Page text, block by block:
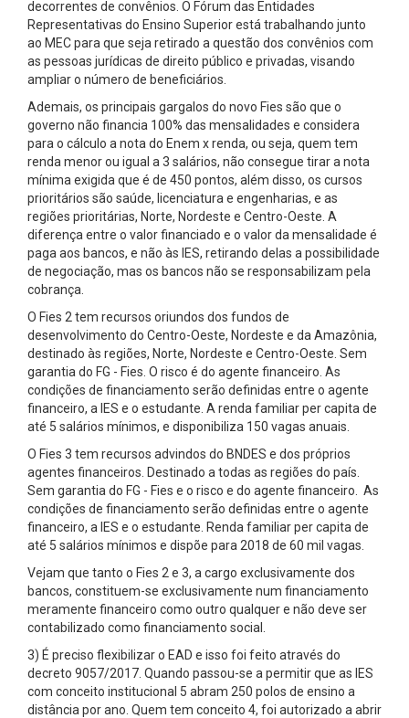
decorrentes de convênios. O Fórum das Entidades
Representativas do Ensino Superior está trabalhando junto
ao MEC para que seja retirado a questão dos convênios com
as pessoas jurídicas de direito público e privadas, visando
ampliar o número de beneficiários.
Ademais, os principais gargalos do novo Fies são que o
governo não financia 100% das mensalidades e considera
para o cálculo a nota do Enem x renda, ou seja, quem tem
renda menor ou igual a 3 salários, não consegue tirar a nota
mínima exigida que é de 450 pontos, além disso, os cursos
prioritários são saúde, licenciatura e engenharias, e as
regiões prioritárias, Norte, Nordeste e Centro-Oeste. A
diferença entre o valor financiado e o valor da mensalidade é
paga aos bancos, e não às IES, retirando delas a possibilidade
de negociação, mas os bancos não se responsabilizam pela
cobrança.
O Fies 2 tem recursos oriundos dos fundos de
desenvolvimento do Centro-Oeste, Nordeste e da Amazônia,
destinado às regiões, Norte, Nordeste e Centro-Oeste. Sem
garantia do FG - Fies. O risco é do agente financeiro. As
condições de financiamento serão definidas entre o agente
financeiro, a IES e o estudante. A renda familiar per capita de
até 5 salários mínimos, e disponibiliza 150 vagas anuais.
O Fies 3 tem recursos advindos do BNDES e dos próprios
agentes financeiros. Destinado a todas as regiões do país.
Sem garantia do FG - Fies e o risco e do agente financeiro. As
condições de financiamento serão definidas entre o agente
financeiro, a IES e o estudante. Renda familiar per capita de
até 5 salários mínimos e dispõe para 2018 de 60 mil vagas.
Vejam que tanto o Fies 2 e 3, a cargo exclusivamente dos
bancos, constituem-se exclusivamente num financiamento
meramente financeiro como outro qualquer e não deve ser
contabilizado como financiamento social.
3) É preciso flexibilizar o EAD e isso foi feito através do
decreto 9057/2017. Quando passou-se a permitir que as IES
com conceito institucional 5 abram 250 polos de ensino a
distância por ano. Quem tem conceito 4, foi autorizado a abrir